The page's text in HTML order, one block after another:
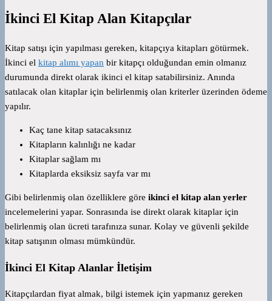
İkinci El Kitap Alan Kitapçılar
Kitap satışı için yapılması gereken, kitapçıya kitapları götürmek.
İkinci el kitap alımı yapan bir kitapçı olduğundan emin olmanız
durumunda direkt olarak ikinci el kitap satabilirsiniz. Anında
satılacak olan kitaplar için belirlenmiş olan kriterler üzerinden ödeme
yapılır.
Kaç tane kitap satacaksınız
Kitapların kalınlığı ne kadar
Kitaplar sağlam mı
Kitaplarda eksiksiz sayfa var mı
Gibi belirlenmiş olan özelliklere göre ikinci el kitap alan yerler
incelemelerini yapar. Sonrasında ise direkt olarak kitaplar için
belirlenmiş olan ücreti tarafınıza sunar. Kolay ve güvenli şekilde
kitap satışının olması mümkündür.
İkinci El Kitap Alanlar İletişim
Kitapçılardan fiyat almak, bilgi istemek için yapmanız gereken